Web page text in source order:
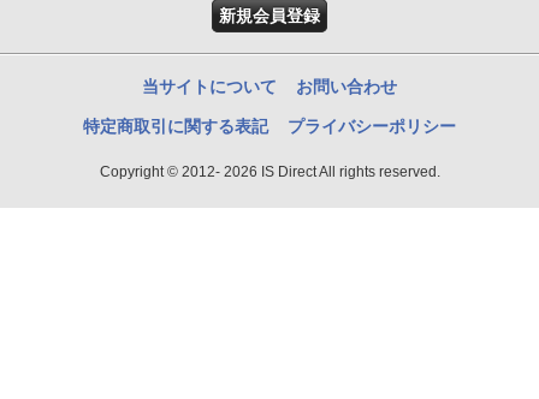
新規会員登録
当サイトについて お問い合わせ
特定商取引に関する表記 プライバシーポリシー
Copyright © 2012- 2026 IS Direct All rights reserved.